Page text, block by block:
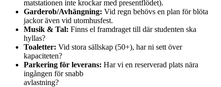
matstationen inte krockar med presentflödet).
Garderob/Avhängning: Vid regn behövs en plan för blöta
jackor även vid utomhusfest.
Musik & Tal: Finns el framdraget till där studenten ska
hyllas?
Toaletter: Vid stora sällskap (50+), har ni sett över
kapaciteten?
Parkering för leverans: Har vi en reserverad plats nära
ingången för snabb
avlastning?